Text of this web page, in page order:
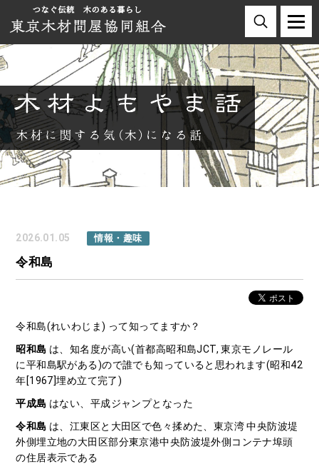
2026.01.05 情報・趣味
令和島
令和島(れいわじま) って知ってますか？
昭和島 は、知名度が高い(首都高昭和島JCT, 東京モノレール
に平和島駅がある)ので誰でも知っていると思われます(昭和42
年[1967]埋め立て完了)
平成島 はない、平成ジャンプとなった
令和島 は、江東区と大田区で色々揉めた、東京湾 中央防波堤
外側埋立地の大田区部分東京港中央防波堤外側コンテナ埠頭
の住居表示である